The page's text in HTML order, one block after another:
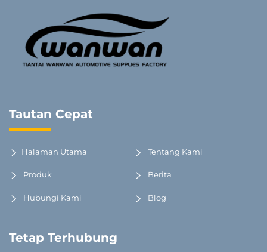
Tautan Cepat
Halaman Utama Tentang Kami
Produk Berita
Hubungi Kami Blog
Tetap Terhubung